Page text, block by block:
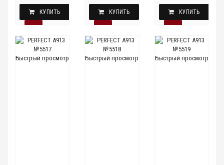
КУПИТЬ КУПИТЬ КУПИТЬ
Быстрый просмотр Быстрый просмотр Быстрый просмотр